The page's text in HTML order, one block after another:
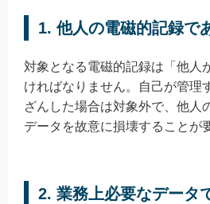
1. 他人の電磁的記録で
対象となる電磁的記録は「他人
ければなりません。自己が管理
ざんした場合は対象外で、他人
データを故意に損壊することが
2. 業務上必要なデータ